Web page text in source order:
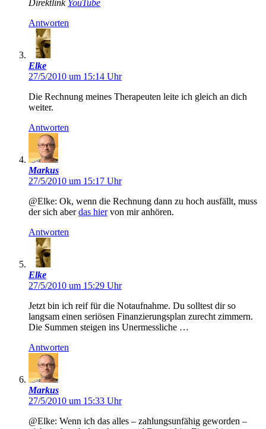
Direktlink YouTube
Antworten
Elke
27/5/2010 um 15:14 Uhr
Die Rechnung meines Therapeuten leite ich gleich an dich
weiter.
Antworten
Markus
27/5/2010 um 15:17 Uhr
@Elke: Ok, wenn die Rechnung dann zu hoch ausfällt, muss
der sich aberdas hiervon mir anhören.
Antworten
Elke
27/5/2010 um 15:29 Uhr
Jetzt bin ich reif für die Notaufnahme. Du solltest dir so
langsam einen seriösen Finanzierungsplan zurecht zimmern.
Die Summen steigen ins Unermessliche …
Antworten
Markus
27/5/2010 um 15:33 Uhr
@Elke: Wenn ich das alles – zahlungsunfähig geworden –